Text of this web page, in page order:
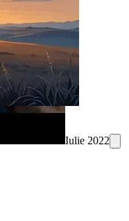
Iulie 2022